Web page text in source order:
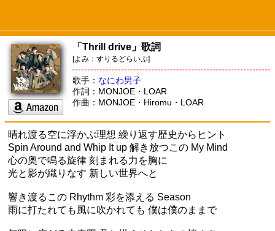
「Thrill drive」歌詞
[よみ：すりるどらいぶ]
歌手： なにわ男子
作詞：MONJOE・LOAR
作曲：MONJOE・Hiromu・LOAR
晴れ渡る空に浮かぶ理想 繰り返す歴史からヒント
Spin Around and Whip It up 解き放つこの My Mind
心の奥で鳴る旋律 刻まれる力を胸に
光と影が織りなす 新しい世界へと
響き渡るこの Rhythm 彩を添える Season
雨に打たれても風に吹かれても 僕は僕のままで